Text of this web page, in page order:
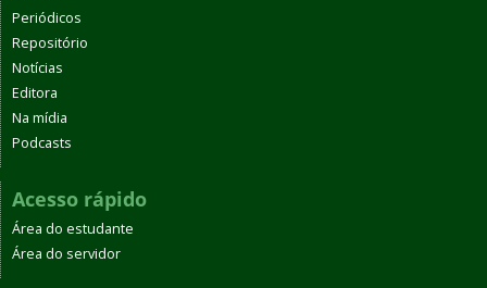
Periódicos
Repositório
Notícias
Editora
Na mídia
Podcasts
Acesso rápido
Área do estudante
Área do servidor